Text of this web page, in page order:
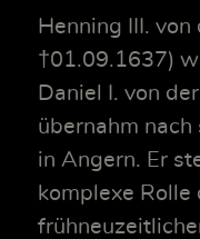
Henning III.
†01.09.1637)
Daniel I. von
übernahm nach
in Angern. Er
komplexe